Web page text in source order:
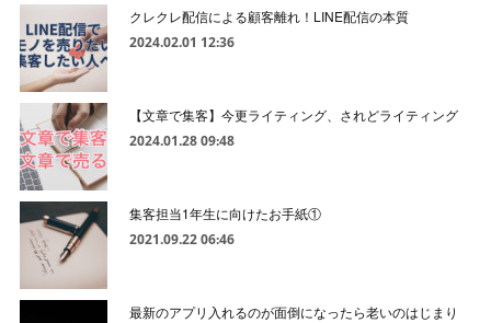
クレクレ配信による顧客離れ！LINE配信の本質
2024.02.01 12:36
【文章で集客】今更ライティング、されどライティング
2024.01.28 09:48
集客担当1年生に向けたお手紙①
2021.09.22 06:46
最新のアプリ入れるのが面倒になったら老いのはじまり